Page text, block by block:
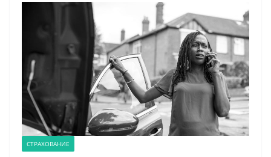
СТРАХОВАНИЕ